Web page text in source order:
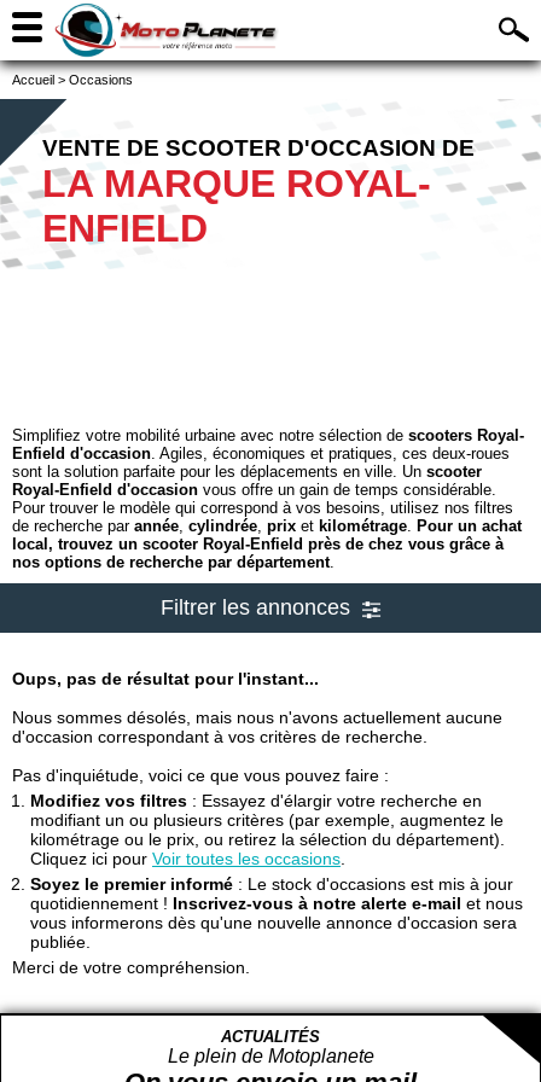
Accueil > Occasions
VENTE DE SCOOTER D'OCCASION DE
LA MARQUE ROYAL-
ENFIELD
Simplifiez votre mobilité urbaine avec notre sélection de scooters Royal-
Enfield d'occasion. Agiles, économiques et pratiques, ces deux-roues
sont la solution parfaite pour les déplacements en ville. Un scooter
Royal-Enfield d'occasion vous offre un gain de temps considérable.
Pour trouver le modèle qui correspond à vos besoins, utilisez nos filtres
de recherche par année, cylindrée, prix et kilométrage. Pour un achat
local, trouvez un scooter Royal-Enfield près de chez vous grâce à
nos options de recherche par département.
Filtrer les annonces
Oups, pas de résultat pour l'instant...
Nous sommes désolés, mais nous n'avons actuellement aucune
d'occasion correspondant à vos critères de recherche.
Pas d'inquiétude, voici ce que vous pouvez faire :
Modifiez vos filtres : Essayez d'élargir votre recherche en
modifiant un ou plusieurs critères (par exemple, augmentez le
kilométrage ou le prix, ou retirez la sélection du département).
Cliquez ici pour Voir toutes les occasions
Soyez le premier informé : Le stock d'occasions est mis à jour
quotidiennement ! Inscrivez-vous à notre alerte e-mail et nous
vous informerons dès qu'une nouvelle annonce d'occasion sera
publiée.
Merci de votre compréhension.
ACTUALITÉS
Le plein de Motoplanete